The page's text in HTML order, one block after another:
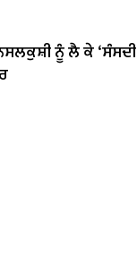
ਨੂੰ ਲੈ ਕੇ ‘ਸੰਸਦੀ